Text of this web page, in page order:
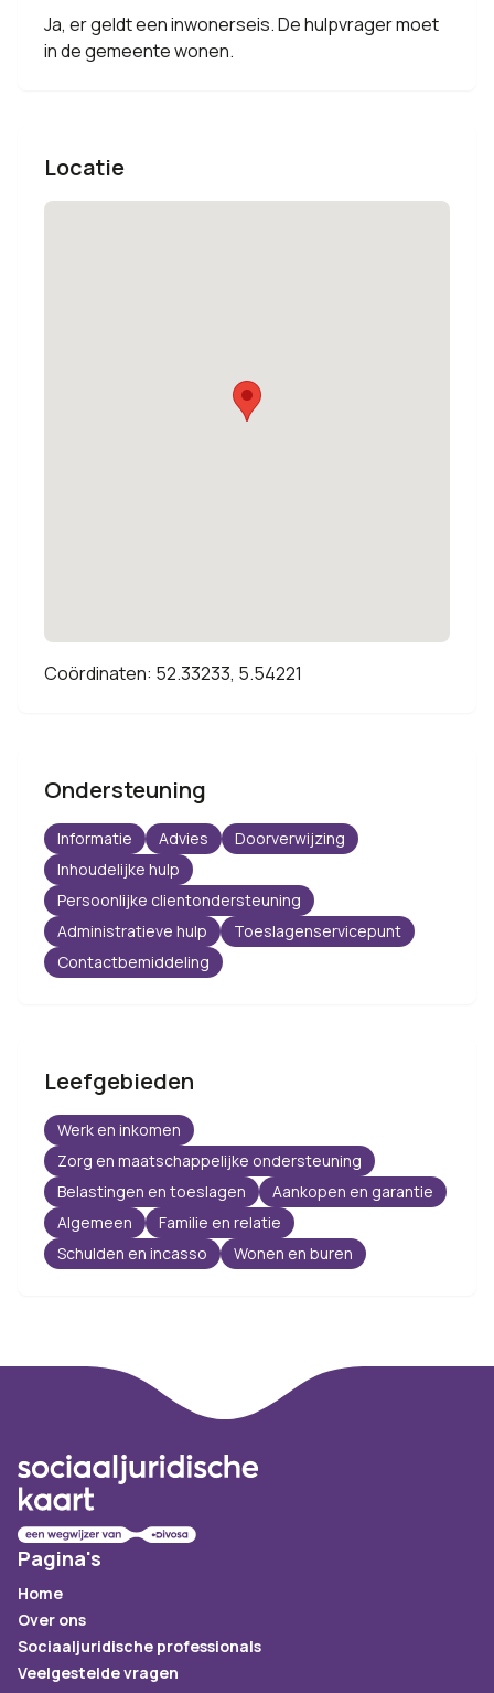
Ja, er geldt een inwonerseis. De hulpvrager moet
in de gemeente wonen.
Locatie
Coördinaten: 52.33233, 5.54221
Ondersteuning
Informatie Advies
Doorverwijzing
Inhoudelijke hulp
Persoonlijke clientondersteuning
Administratieve hulp
Toeslagenservicepunt
Contactbemiddeling
Leefgebieden
Werk en inkomen
Zorg en maatschappelijke ondersteuning
Belastingen en toeslagen
Aankopen en garantie
Algemeen
Familie en relatie
Schulden en incasso
Wonen en buren
Pagina's
Home
Over ons
Sociaaljuridische professionals
Veelgestelde vragen